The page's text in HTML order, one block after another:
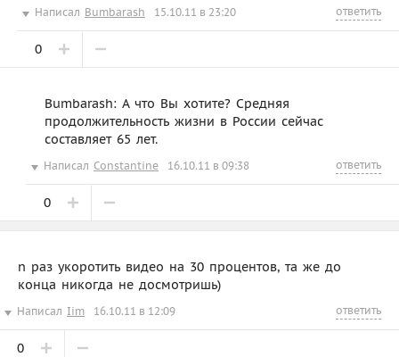
Написал Bumbarash 15.10.11 в 23:20 ответить
0
Bumbarash: А что Вы хотите? Средняя
продолжительность жизни в России сейчас
составляет 65 лет.
Написал Constantine 16.10.11 в 09:38 ответить
0
n раз укоротить видео на 30 процентов, та же до
конца никогда не досмотришь)
Написал Iim 16.10.11 в 12:09 ответить
0